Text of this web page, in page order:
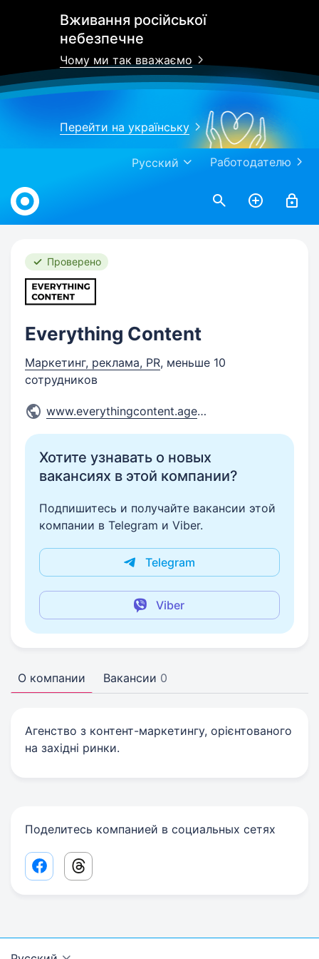
Вживання російської
небезпечне
Чому ми так вважаємо
Перейти на українську
Работодателю
Русский
Work.ua
Проверено
Everything Content
Маркетинг, реклама, PR, меньше 10
сотрудников
www.everythingcontent.agency
Хотите узнавать о новых
вакансиях в этой компании?
Подпишитесь и получайте вакансии этой
компании в Telegram и Viber.
Telegram
Viber
О компании Вакансии 0
Агенство з контент-маркетингу, орієнтованого
на західні ринки.
Поделитесь компанией в социальных сетях
Facebook share link
Threads share link